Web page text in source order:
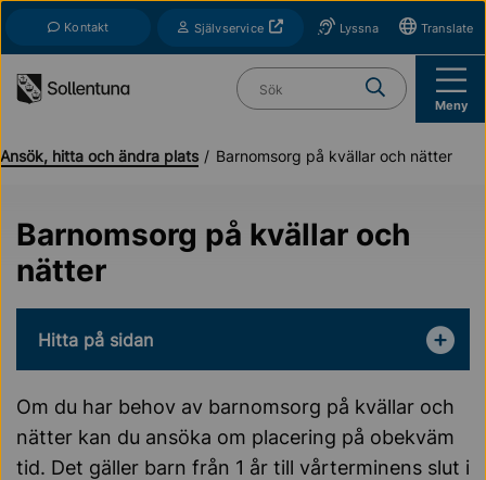
Kontakt SjälvserviceÖppnas i nytt fönsterLyssna Translate
Vad söker du?
Meny
Ansök, hitta och ändra plats Barnomsorg på kvällar och nätter
Barnomsorg på kvällar och
nätter
Hitta på sidan
Om du har behov av barnomsorg på kvällar och
nätter kan du ansöka om placering på obekväm
tid. Det gäller barn från 1 år till vårterminens slut i